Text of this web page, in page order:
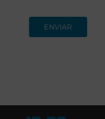
ENVIAR